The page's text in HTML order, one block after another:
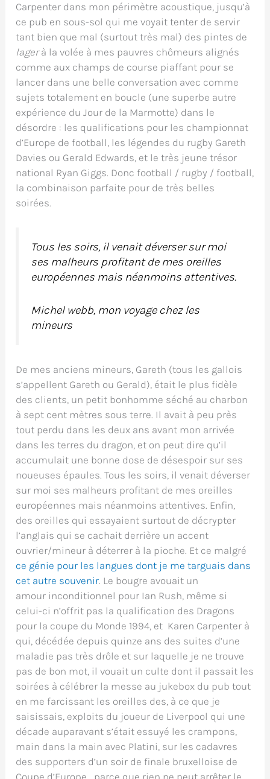
Carpenter dans mon périmètre acoustique, jusqu’à
ce pub en sous-sol qui me voyait tenter de servir
tant bien que mal (surtout très mal) des pintes de
lagerà la volée à mes pauvres chômeurs alignés
comme aux champs de course piaffant pour se
lancer dans une belle conversation avec comme
sujets totalement en boucle (une superbe autre
expérience du Jour de la Marmotte) dans le
désordre : les qualifications pour les championnat
d’Europe de football, les légendes du rugby Gareth
Davies ou Gerald Edwards, et le très jeune trésor
national Ryan Giggs. Donc football / rugby / football,
la combinaison parfaite pour de très belles
soirées.
Tous les soirs, il venait déverser sur moi
ses malheurs profitant de mes oreilles
européennes mais néanmoins attentives.
Michel webb, mon voyage chez les
mineurs
De mes anciens mineurs, Gareth (tous les gallois
s’appellent Gareth ou Gerald), était le plus fidèle
des clients, un petit bonhomme séché au charbon
à sept cent mètres sous terre. Il avait à peu près
tout perdu dans les deux ans avant mon arrivée
dans les terres du dragon, et on peut dire qu’il
accumulait une bonne dose de désespoir sur ses
noueuses épaules. Tous les soirs, il venait déverser
sur moi ses malheurs profitant de mes oreilles
européennes mais néanmoins attentives. Enfin,
des oreilles qui essayaient surtout de décrypter
l’anglais qui se cachait derrière un accent
ouvrier/mineur à déterrer à la pioche. Et ce malgré
ce génie pour les langues dont je me targuais dans
cet autre souvenir. Le bougre avouait un
amour inconditionnel pour Ian Rush, même si
celui-ci n’offrit pas la qualification des Dragons
pour la coupe du Monde 1994, et Karen Carpenter à
qui, décédée depuis quinze ans des suites d’une
maladie pas très drôle et sur laquelle je ne trouve
pas de bon mot, il vouait un culte dont il passait les
soirées à célébrer la messe au jukebox du pub tout
en me farcissant les oreilles des, à ce que je
saisissais, exploits du joueur de Liverpool qui une
décade auparavant s’était essuyé les crampons,
main dans la main avec Platini, sur les cadavres
des supporters d’un soir de finale bruxelloise de